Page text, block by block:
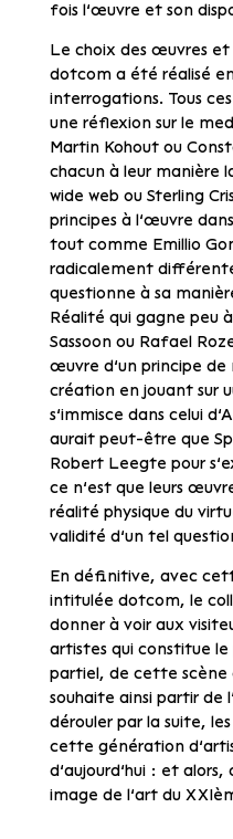
fois l’œuvre et son
Le choix des œuvres et
dotcom a été réalisé
interrogations. Tous
une réflexion sur le
Martin Kohout ou
chacun à leur manière
wide web ou Sterling
principes à l’œuvre
tout comme Emillio
radicalement
questionne à sa
Réalité qui gagne peu
Sassoon ou Rafael
œuvre d’un principe
création en jouant sur
s’immisce dans celui
aurait peut-être que
Robert Leegte pour
ce n’est que leurs
réalité physique du
validité d’un tel
En définitive, avec
intitulée dotcom, le
donner à voir aux
artistes qui constitue
partiel, de cette
souhaite ainsi partir de
dérouler par la suite,
cette génération
d’aujourd’hui : et
image de l’art du